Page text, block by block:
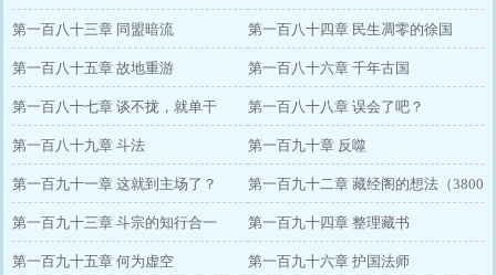
第一百八十三章 同盟暗流 第一百八十四章 民生凋零的徐国
第一百八十五章 故地重游 第一百八十六章 千年古国
第一百八十七章 谈不拢，就单干 第一百八十八章 误会了吧？
第一百八十九章 斗法 第一百九十章 反噬
第一百九十一章 这就到主场了？ 第一百九十二章 藏经阁的想法（3800
均加更）
第一百九十三章 斗宗的知行合一 第一百九十四章 整理藏书
第一百九十五章 何为虚空 第一百九十六章 护国法师